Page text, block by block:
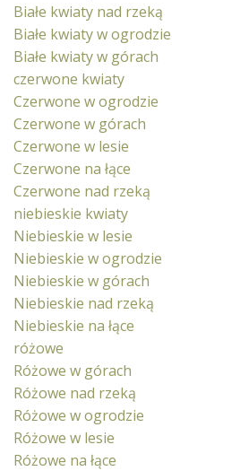
Białe kwiaty nad rzeką
Białe kwiaty w ogrodzie
Białe kwiaty w górach
czerwone kwiaty
Czerwone w ogrodzie
Czerwone w górach
Czerwone w lesie
Czerwone na łące
Czerwone nad rzeką
niebieskie kwiaty
Niebieskie w lesie
Niebieskie w ogrodzie
Niebieskie w górach
Niebieskie nad rzeką
Niebieskie na łące
różowe
Różowe w górach
Różowe nad rzeką
Różowe w ogrodzie
Różowe w lesie
Różowe na łące